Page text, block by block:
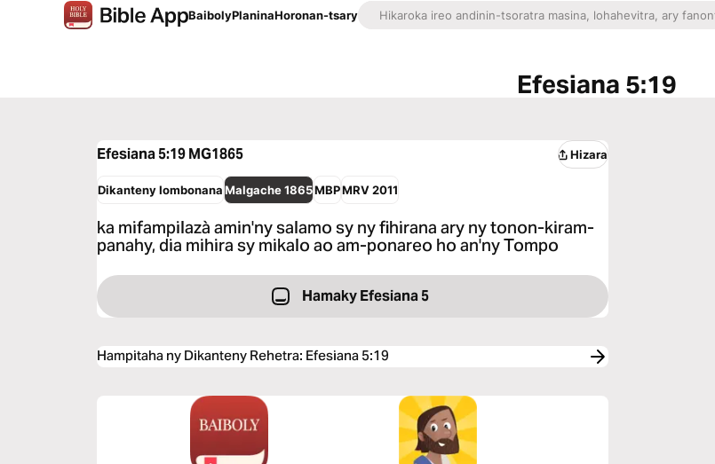
BaibolyPlaninaHoronan-tsary
Efesiana 5:19
Efesiana 5:19MG1865 Hizara
Dikanteny Iombonana Malgache 1865MBPMRV 2011
ka mifampilazà amin'ny salamo sy ny fihirana ary ny tonon-kiram-
panahy, dia mihira sy mikalo ao am-ponareo ho an'ny Tompo
Hamaky Efesiana 5
Hampitaha ny Dikanteny Rehetra: Efesiana 5:19